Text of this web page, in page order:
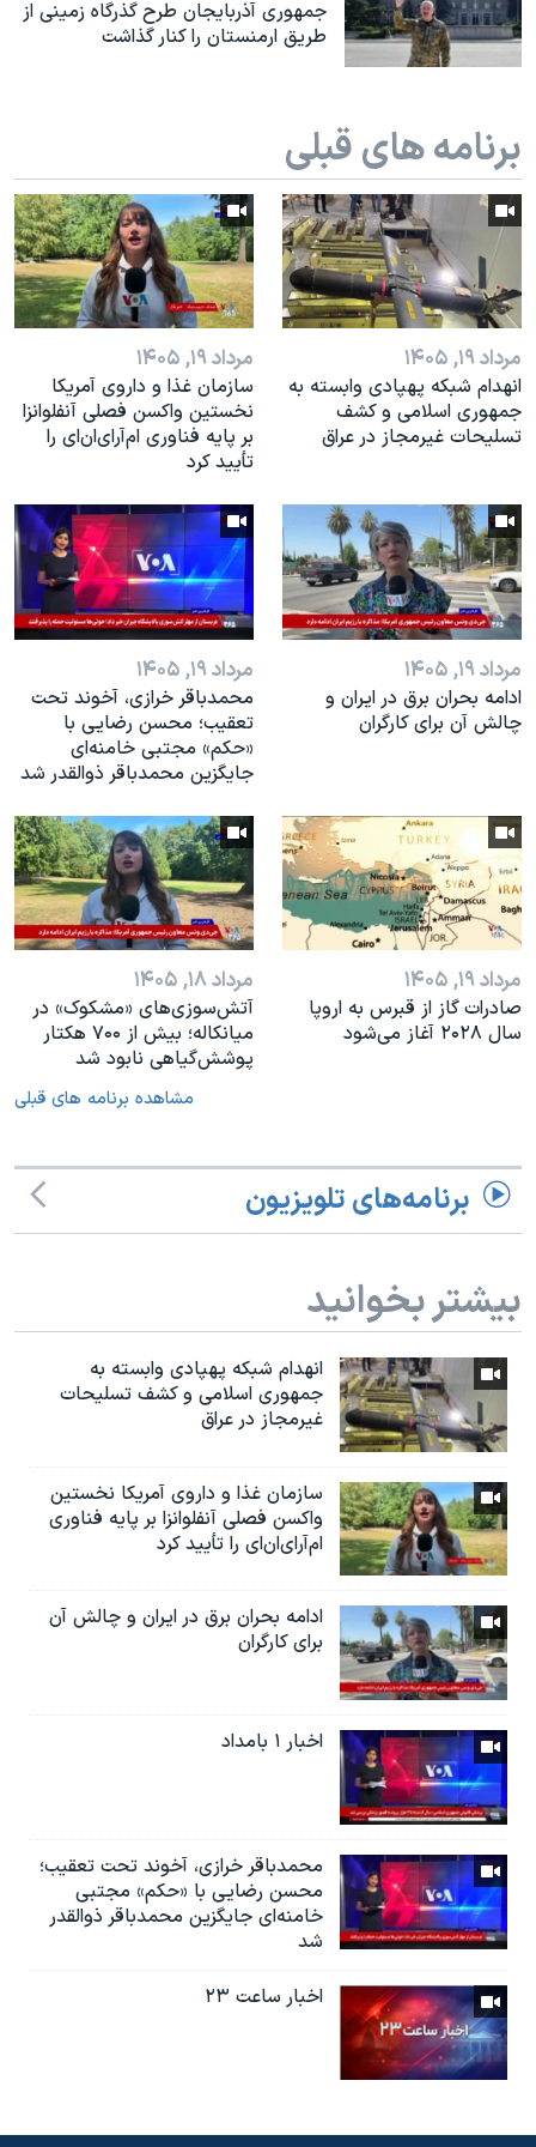
نرگس محمدی برنده جایزه نوبل صلح
صفحه‌های ویژه
سفر پرزیدنت ترامپ به چین
جمهوری آذربایجان طرح گذرگاه زمینی از
طریق ارمنستان را کنار گذاشت
برنامه های قبلی
مرداد ۱۹, ۱۴۰۵
انهدام شبکه پهپادی وابسته به
جمهوری اسلامی و کشف
تسلیحات غیرمجاز در عراق
مرداد ۱۹, ۱۴۰۵
سازمان غذا و داروی آمریکا
نخستین واکسن فصلی آنفلوانزا
بر پایه فناوری ام‌آر‌ای‌ان‌ای را
تأیید کرد
مرداد ۱۹, ۱۴۰۵
ادامه بحران برق در ایران و
چالش آن برای کارگران
مرداد ۱۹, ۱۴۰۵
محمدباقر خرازی، آخوند تحت
تعقیب؛ محسن رضایی با
«حکم» مجتبی خامنه‌ای
جایگزین محمدباقر ذوالقدر شد
مرداد ۱۹, ۱۴۰۵
صادرات گاز از قبرس به اروپا
سال ۲۰۲۸ آغاز می‌شود
مرداد ۱۸, ۱۴۰۵
آتش‌سوزی‌های «مشکوک» در
میانکاله؛ بیش از ۷۰۰ هکتار
پوشش‌گیاهی نابود شد
مشاهده برنامه های قبلی
برنامه‌های تلویزیون
بیشتر بخوانید
انهدام شبکه پهپادی وابسته به
جمهوری اسلامی و کشف تسلیحات
غیرمجاز در عراق
سازمان غذا و داروی آمریکا نخستین
واکسن فصلی آنفلوانزا بر پایه فناوری
ام‌آر‌ای‌ان‌ای را تأیید کرد
ادامه بحران برق در ایران و چالش آن
برای کارگران
اخبار ۱ بامداد
محمدباقر خرازی، آخوند تحت تعقیب؛
محسن رضایی با «حکم» مجتبی
خامنه‌ای جایگزین محمدباقر ذوالقدر
شد
اخبار ساعت ۲۳